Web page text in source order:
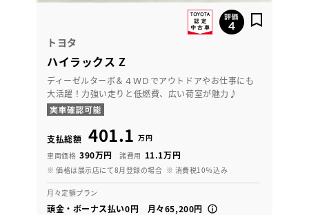
トヨタ
ハイラックス Z
ディーゼルターボ＆４ＷＤでアウトドアやお仕事にも
大活躍！力強い走りと低燃費、広い荷室が魅力♪
支払総額 401.1 万円
車両価格 390万円 諸費用 11.1万円
※ 価格は展示店にて8月登録の場合 ※ 消費税10％込み
月々定額プラン
頭金・ボーナス払い0円 月々65,200円